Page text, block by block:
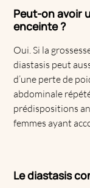
Peut-on avoir
enceinte ?
Oui. Si la
diastasis peut
d’une perte de
abdominale
prédispositions
femmes ayant
Le diastasis